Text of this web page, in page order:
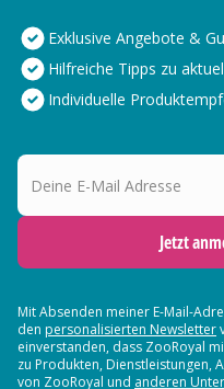
Exklusive Angebote &
Hilfreiche Tipps zu
Individuelle
Deine E-Mail Adresse
Jetzt
Mit Absenden meiner E-Mail-
den personalisierten Newsletter
einverstanden, dass ZooRoyal
zu Produkten, Dienstleistungen,
von ZooRoyal und anderen